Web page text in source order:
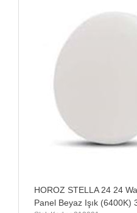
HOROZ STELLA 24 24
Panel Beyaz Işık (6400K)